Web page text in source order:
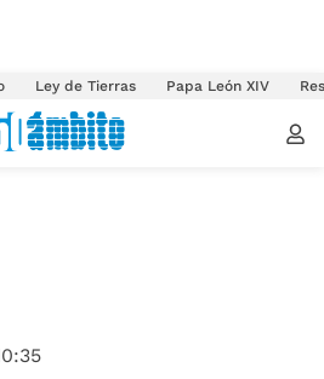
Ley de Tierras Papa León XIV